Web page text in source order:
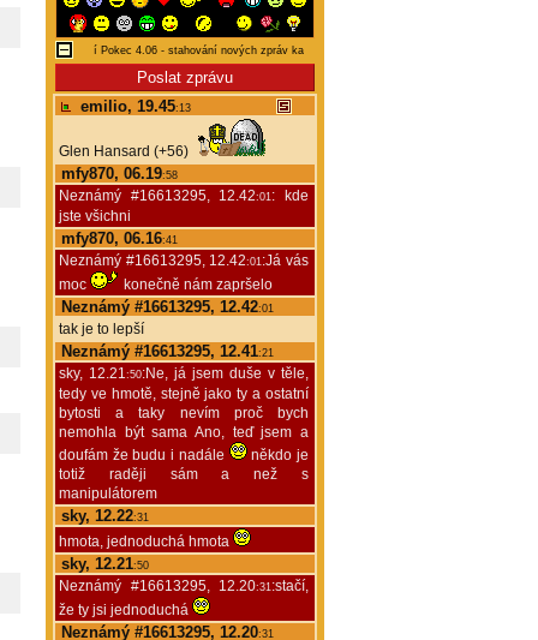
emilio, 19.45:13
Glen Hansard (+56)
mfy870, 06.19:58
Neznámý #16613295, 12.42:01: kde
jste všichni
mfy870, 06.16:41
Neznámý #16613295, 12.42:01:Já vás
moc
konečně nám zapršelo
Neznámý #16613295, 12.42:01
tak je to lepší
Neznámý #16613295, 12.41:21
sky, 12.21:50:Ne, já jsem duše v těle,
tedy ve hmotě, stejně jako ty a ostatní
bytosti a taky nevím proč bych
nemohla být sama Ano, teď jsem a
doufám že budu i nadále
někdo je
totiž raději sám a než s
manipulátorem
sky, 12.22:31
hmota, jednoduchá hmota
sky, 12.21:50
Neznámý #16613295, 12.20:31:stačí,
že ty jsi jednoduchá
Neznámý #16613295, 12.20:31